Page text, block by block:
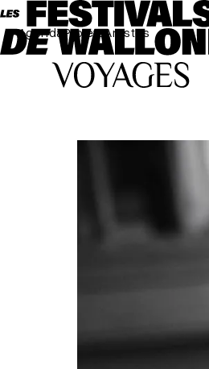
AgendaProjetsArtistes